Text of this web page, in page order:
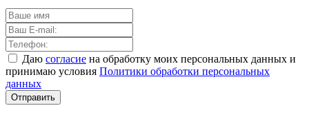
Даю согласие на обработку моих персональных данных и
принимаю условия Политики обработки персональных
данных
Отправить